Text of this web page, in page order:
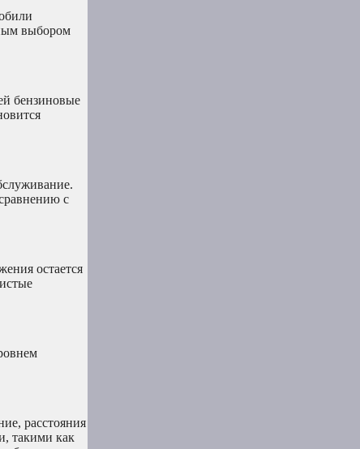
выбором
бензиновые
с
остается
расстояния
такими как